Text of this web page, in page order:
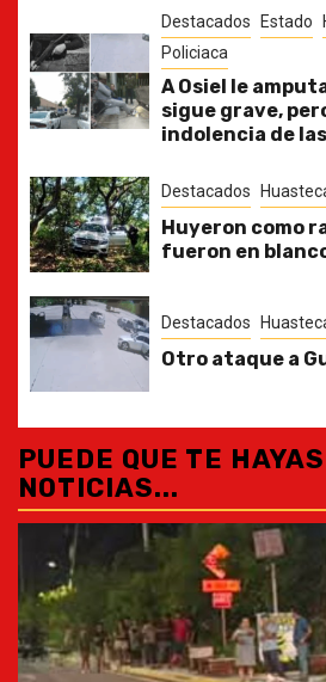
Destacados Estado
Policiaca
A Osiel le
sigue grave,
indolencia de
Destacados
Huyeron como
fueron en
Destacados
Otro ataque a
PUEDE QUE TE
NOTICIAS...